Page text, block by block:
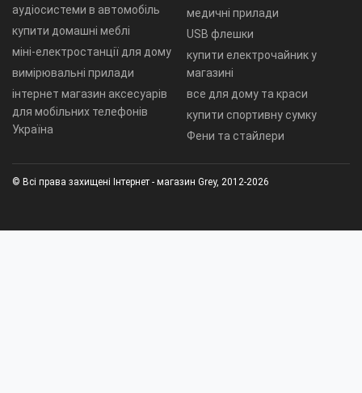
аудіосистеми в автомобіль
купити домашні меблі
міні-електростанції для дому
вимірювальні прилади
інтернет магазин аксесуарів
для мобільних телефонів
Україна
медичні прилади
USB флешки
купити електрочайник у
магазині
все для дому та краси
купити спортивну сумку
Фени та стайлери
© Всі права захищені Інтернет - магазин Grey, 2012-2026